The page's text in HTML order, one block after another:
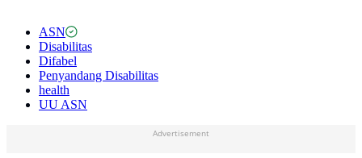
ASN
Disabilitas
Difabel
Penyandang Disabilitas
health
UU ASN
Advertisement